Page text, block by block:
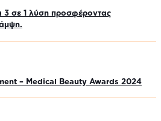
3 σε 1 λύση προσφέροντας
– Medical Beauty Awards 2024